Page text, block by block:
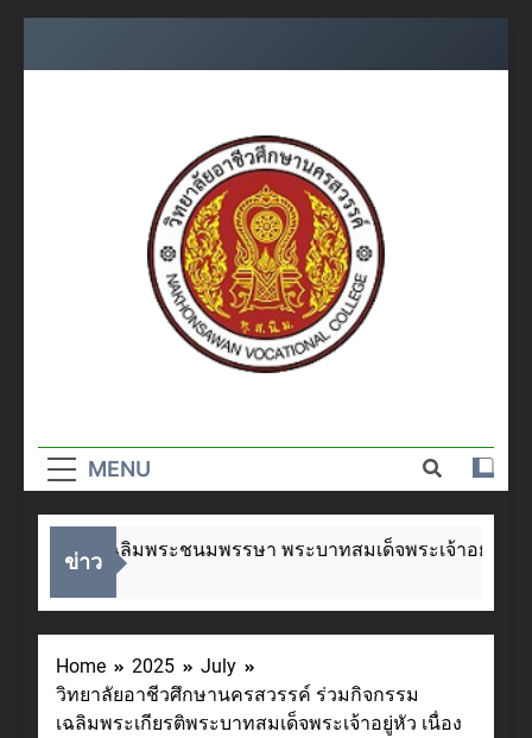
อาชีวศึกษา
นครสวรรค์
MENU
ข่าว
กาสวันเฉลิมพระชนมพรรษา พระบาทสมเด็จพระเจ้าอยู่หัว ๒๘
Home 2025
July
วิทยาลัยอาชีวศึกษานครสวรรค์ ร่วมกิจกรรม
เฉลิมพระเกียรติพระบาทสมเด็จพระเจ้าอยู่หัว เนื่อง